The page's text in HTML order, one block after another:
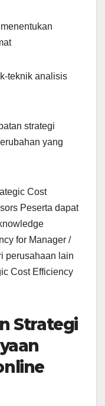
teknik analisis
strategi
yang
Cost
Peserta dapat
for Manager /
perusahaan lain
Cost Efficiency
Strategi